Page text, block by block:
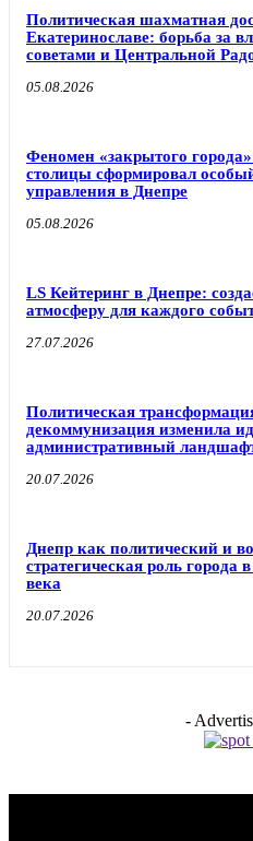
Политическая шахматная
Екатеринославе: борьба за
советами и Центральной
05.08.2026
Феномен «закрытого
столицы сформировал
управления в Днепре
05.08.2026
LS Кейтеринг в Днепре:
атмосферу для каждого
27.07.2026
Политическая
декоммунизация изменила
административный
20.07.2026
Днепр как политический и
стратегическая роль города
века
20.07.2026
-